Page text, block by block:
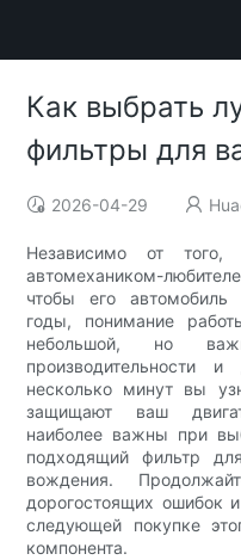
Как выбрать
фильтры для
2026-04-29
Независимо от
автомехаником-
чтобы его автомобиль
годы, понимание
небольшой, но
производительности
несколько минут вы
защищают ваш
наиболее важны при
подходящий фильтр
вождения.
дорогостоящих ошибок
следующей покупке
компонента.